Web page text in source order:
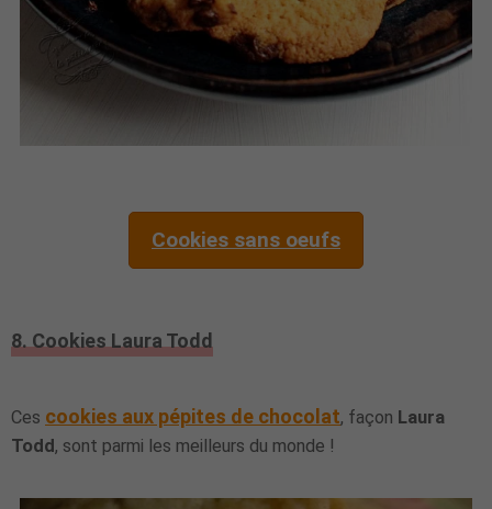
Cookies sans oeufs
8. Cookies Laura Todd
Ces cookies aux pépites de chocolat, façon Laura
Todd , sont parmi les meilleurs du monde !